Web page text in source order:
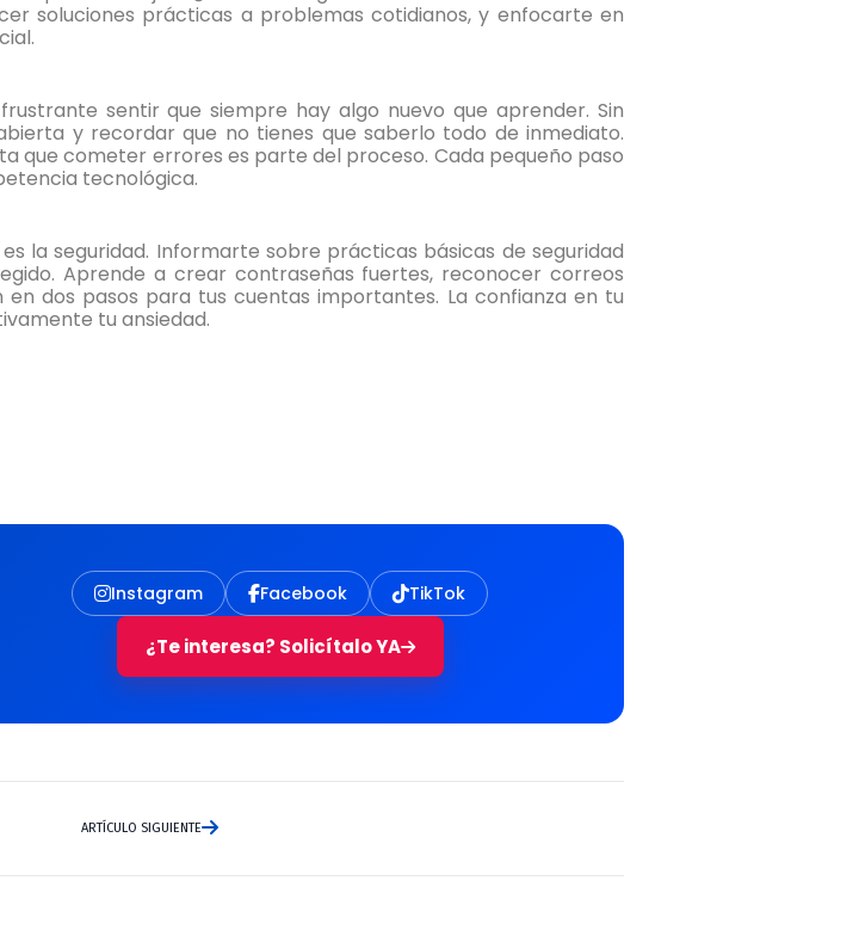
soluciones prácticas a problemas cotidianos, y enfocarte en
sentir que siempre hay algo nuevo que aprender. Sin
y recordar que no tienes que saberlo todo de inmediato.
que cometer errores es parte del proceso. Cada pequeño paso
tecnológica.
la seguridad. Informarte sobre prácticas básicas de seguridad
Aprende a crear contraseñas fuertes, reconocer correos
dos pasos para tus cuentas importantes. La confianza en tu
tu ansiedad.
Instagram Facebook TikTok
¿Te interesa? Solicítalo YA
ARTÍCULO SIGUIENTE